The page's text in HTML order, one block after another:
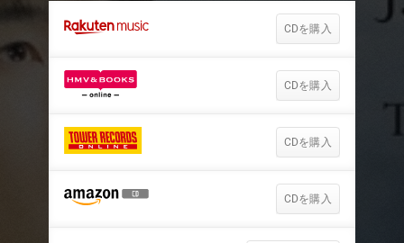
CDを購入
CDを購入
CDを購入
CDを購入